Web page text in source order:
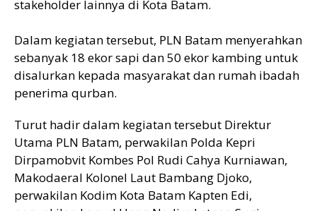
stakeholder lainnya di Kota Batam.
Dalam kegiatan tersebut, PLN Batam menyerahkan
sebanyak 18 ekor sapi dan 50 ekor kambing untuk
disalurkan kepada masyarakat dan rumah ibadah
penerima qurban.
Turut hadir dalam kegiatan tersebut Direktur
Utama PLN Batam, perwakilan Polda Kepri
Dirpamobvit Kombes Pol Rudi Cahya Kurniawan,
Makodaeral Kolonel Laut Bambang Djoko,
perwakilan Kodim Kota Batam Kapten Edi,